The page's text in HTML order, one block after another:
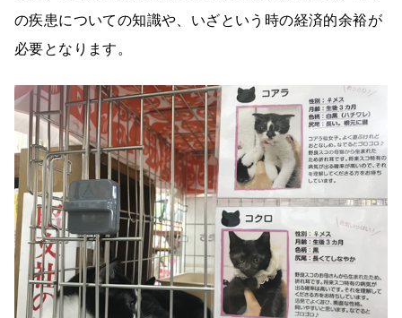
の疾患についての知識や、いざという時の経済的余裕が
必要となります。